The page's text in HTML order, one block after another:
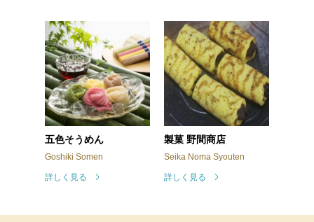
五色そうめん
Goshiki Somen
詳しく見る
製菓 野間商店
Seika Noma Syouten
詳しく見る